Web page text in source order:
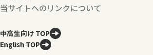
当サイトへのリンクについて
中高生向け TOP
English TOP